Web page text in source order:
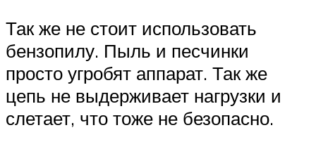
Так же не стоит использовать
бензопилу. Пыль и песчинки
просто угробят аппарат. Так же
цепь не выдерживает нагрузки и
слетает, что тоже не безопасно.